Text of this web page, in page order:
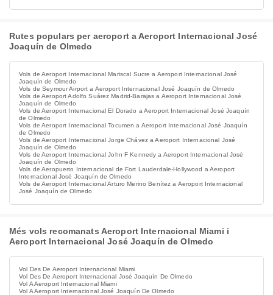
Rutes populars per aeroport a Aeroport Internacional José
Joaquín de Olmedo
Vols de Aeroport Internacional Mariscal Sucre a Aeroport Internacional José
Joaquín de Olmedo
Vols de Seymour Airport a Aeroport Internacional José Joaquín de Olmedo
Vols de Aeroport Adolfo Suárez Madrid-Barajas a Aeroport Internacional José
Joaquín de Olmedo
Vols de Aeroport Internacional El Dorado a Aeroport Internacional José Joaquín
de Olmedo
Vols de Aeroport Internacional Tocumen a Aeroport Internacional José Joaquín
de Olmedo
Vols de Aeroport Internacional Jorge Chávez a Aeroport Internacional José
Joaquín de Olmedo
Vols de Aeroport Internacional John F Kennedy a Aeroport Internacional José
Joaquín de Olmedo
Vols de Aeropuerto Internacional de Fort Lauderdale-Hollywood a Aeroport
Internacional José Joaquín de Olmedo
Vols de Aeroport Internacional Arturo Merino Benítez a Aeroport Internacional
José Joaquín de Olmedo
Més vols recomanats Aeroport Internacional Miami i
Aeroport Internacional José Joaquín de Olmedo
Vol Des De Aeroport Internacional Miami
Vol Des De Aeroport Internacional José Joaquín De Olmedo
Vol A Aeroport Internacional Miami
Vol A Aeroport Internacional José Joaquín De Olmedo